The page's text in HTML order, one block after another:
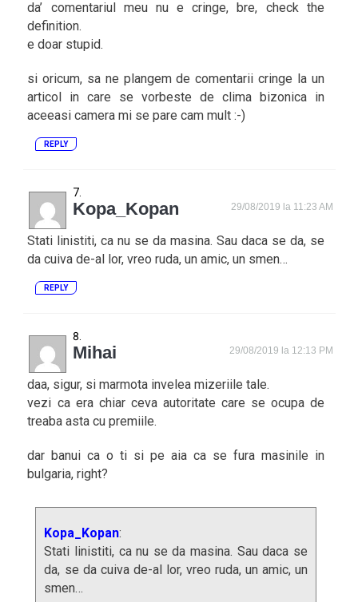
da’ comentariul meu nu e cringe, bre, check the
definition.
e doar stupid.
si oricum, sa ne plangem de comentarii cringe la un
articol in care se vorbeste de clima bizonica in
aceeasi camera mi se pare cam mult :-)
REPLY
Kopa_Kopan 29/08/2019 la 11:23 AM
Stati linistiti, ca nu se da masina. Sau daca se da, se
da cuiva de-al lor, vreo ruda, un amic, un smen…
REPLY
Mihai 29/08/2019 la 12:13 PM
daa, sigur, si marmota invelea mizeriile tale.
vezi ca era chiar ceva autoritate care se ocupa de
treaba asta cu premiile.
dar banui ca o ti si pe aia ca se fura masinile in
bulgaria, right?
Kopa_Kopan:
Stati linistiti, ca nu se da masina. Sau daca se
da, se da cuiva de-al lor, vreo ruda, un amic, un
smen…